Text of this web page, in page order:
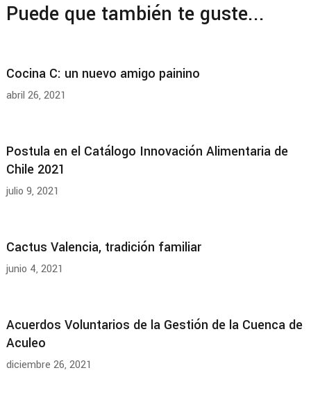
Puede que también te guste...
Cocina C: un nuevo amigo painino
abril 26, 2021
Postula en el Catálogo Innovación Alimentaria de
Chile 2021
julio 9, 2021
Cactus Valencia, tradición familiar
junio 4, 2021
Acuerdos Voluntarios de la Gestión de la Cuenca de
Aculeo
diciembre 26, 2021